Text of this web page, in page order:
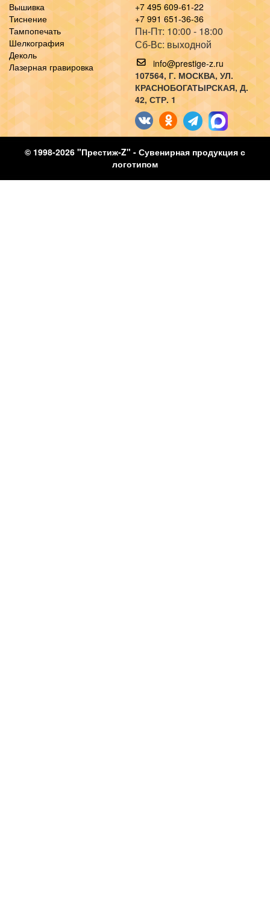
Вышивка
Тиснение
Тампопечать
Шелкография
Деколь
Лазерная гравировка
+7 495 609-61-22
+7 991 651-36-36
Пн-Пт: 10:00 - 18:00
Сб-Вс: выходной
info@prestige-z.ru
107564, Г. МОСКВА, УЛ.
КРАСНОБОГАТЫРСКАЯ, Д.
42, СТР. 1
© 1998-2026 "Престиж-Z" - Сувенирная продукция с
логотипом